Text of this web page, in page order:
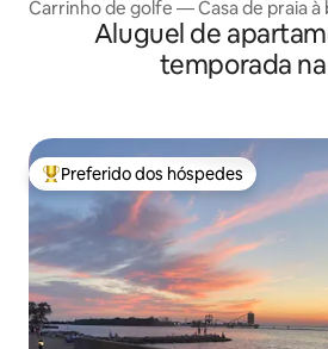
Carrinho de golfe — Casa de praia à
Aluguel de
temporada
Entre os melhores preferidos dos
Preferido dos hóspedes